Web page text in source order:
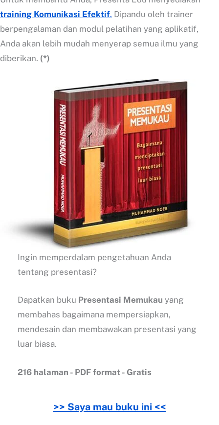
training Komunikasi Efektif. Dipandu oleh trainer
berpengalaman dan modul pelatihan yang aplikatif,
Anda akan lebih mudah menyerap semua ilmu yang
diberikan. (*)
Ingin memperdalam pengetahuan Anda
tentang presentasi?
Dapatkan buku Presentasi Memukau yang
membahas bagaimana mempersiapkan,
mendesain dan membawakan presentasi yang
luar biasa.
216 halaman - PDF format - Gratis
>> Saya mau buku ini <<